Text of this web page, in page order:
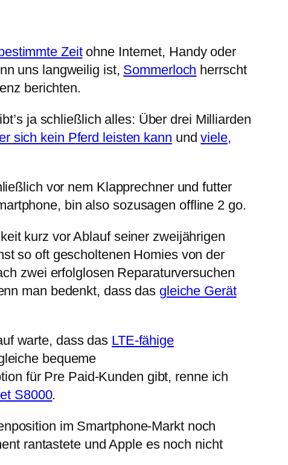
Zeitohne Internet, Handy oder
uns langweilig ist, Sommerloch herrscht
berichten.
ja schließlich alles: Über drei Milliarden
sich kein Pferd leisten kann undviele,
vor nem Klapprechner und futter
bin also sozusagen offline 2 go.
kurz vor Ablauf seiner zweijährigen
so oft gescholtenen Homies von der
zwei erfolglosen Reparaturversuchen
man bedenkt, dass das gleiche Gerät
warte, dass das LTE-fähige
bequeme
für Pre Paid-Kunden gibt, renne ich
S8000.
im Smartphone-Markt noch
rantastete und Apple es noch nicht